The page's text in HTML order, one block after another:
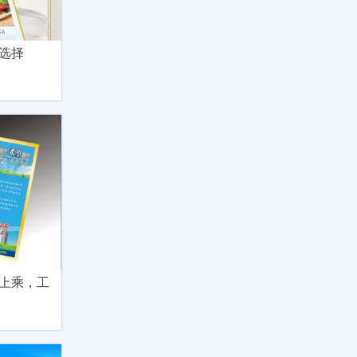
择
乘，工